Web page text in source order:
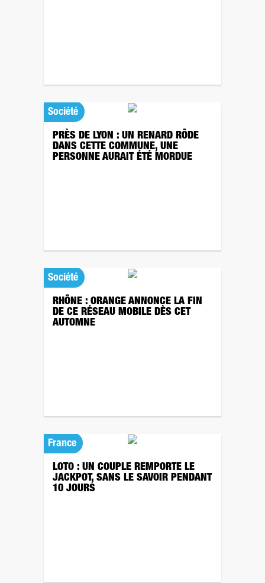
Société
PRÈS DE LYON : UN RENARD RÔDE
DANS CETTE COMMUNE, UNE
PERSONNE AURAIT ÉTÉ MORDUE
Société
RHÔNE : ORANGE ANNONCE LA FIN
DE CE RÉSEAU MOBILE DÈS CET
AUTOMNE
France
LOTO : UN COUPLE REMPORTE LE
JACKPOT, SANS LE SAVOIR PENDANT
10 JOURS